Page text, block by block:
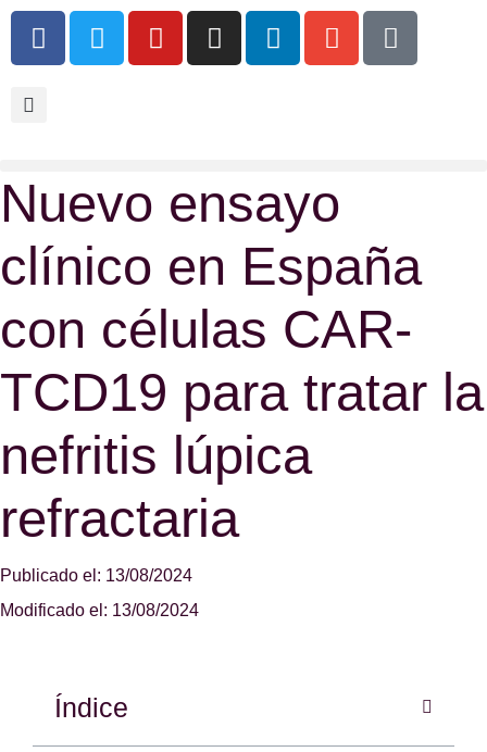
Nuevo ensayo
clínico en España
con células CAR-
TCD19 para tratar la
nefritis lúpica
refractaria
Publicado el: 13/08/2024
Modificado el: 13/08/2024
Índice